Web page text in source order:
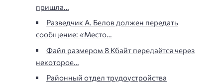
пришла…
Разведчик А. Белов должен передать
сообщение: «Место…
Файл размером 8 Кбайт передаётся через
некоторое…
Районный отдел трудоустройства